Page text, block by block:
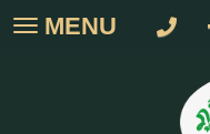
Toggle
MENU